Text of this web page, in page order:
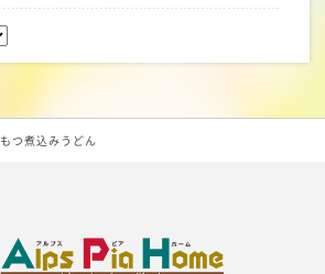
もつ煮込みうどん